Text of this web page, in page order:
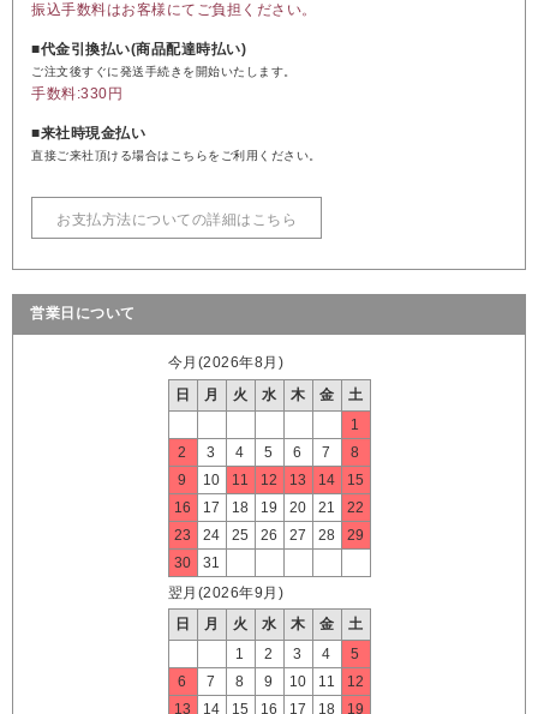
振込手数料はお客様にてご負担ください。
■代金引換払い(商品配達時払い)
ご注文後すぐに発送手続きを開始いたします。
手数料:330円
■来社時現金払い
直接ご来社頂ける場合はこちらをご利用ください。
お支払方法についての詳細はこちら
営業日について
今月(2026年8月)
日
月 火 水 木 金
土
1
2
3 4 5 6 7
8
9
10 11 12 13 14
15
16
17 18 19 20 21
22
23
24 25 26 27 28
29
30
31
翌月(2026年9月)
日
月 火 水 木 金
土
1
2 3 4
5
6
7 8 9 10 11
12
13
14 15 16 17 18
19